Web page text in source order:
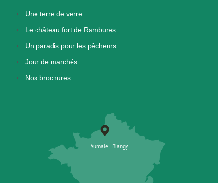
Une terre de verre
Le château fort de Rambures
Un paradis pour les pêcheurs
Jour de marchés
Nos brochures